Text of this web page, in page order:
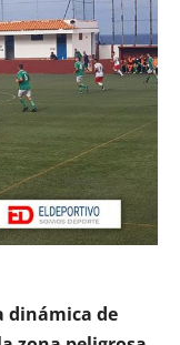
dinámica de